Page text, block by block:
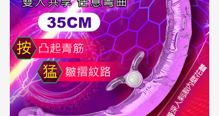
騙
電
話
或
簡
訊
批
發